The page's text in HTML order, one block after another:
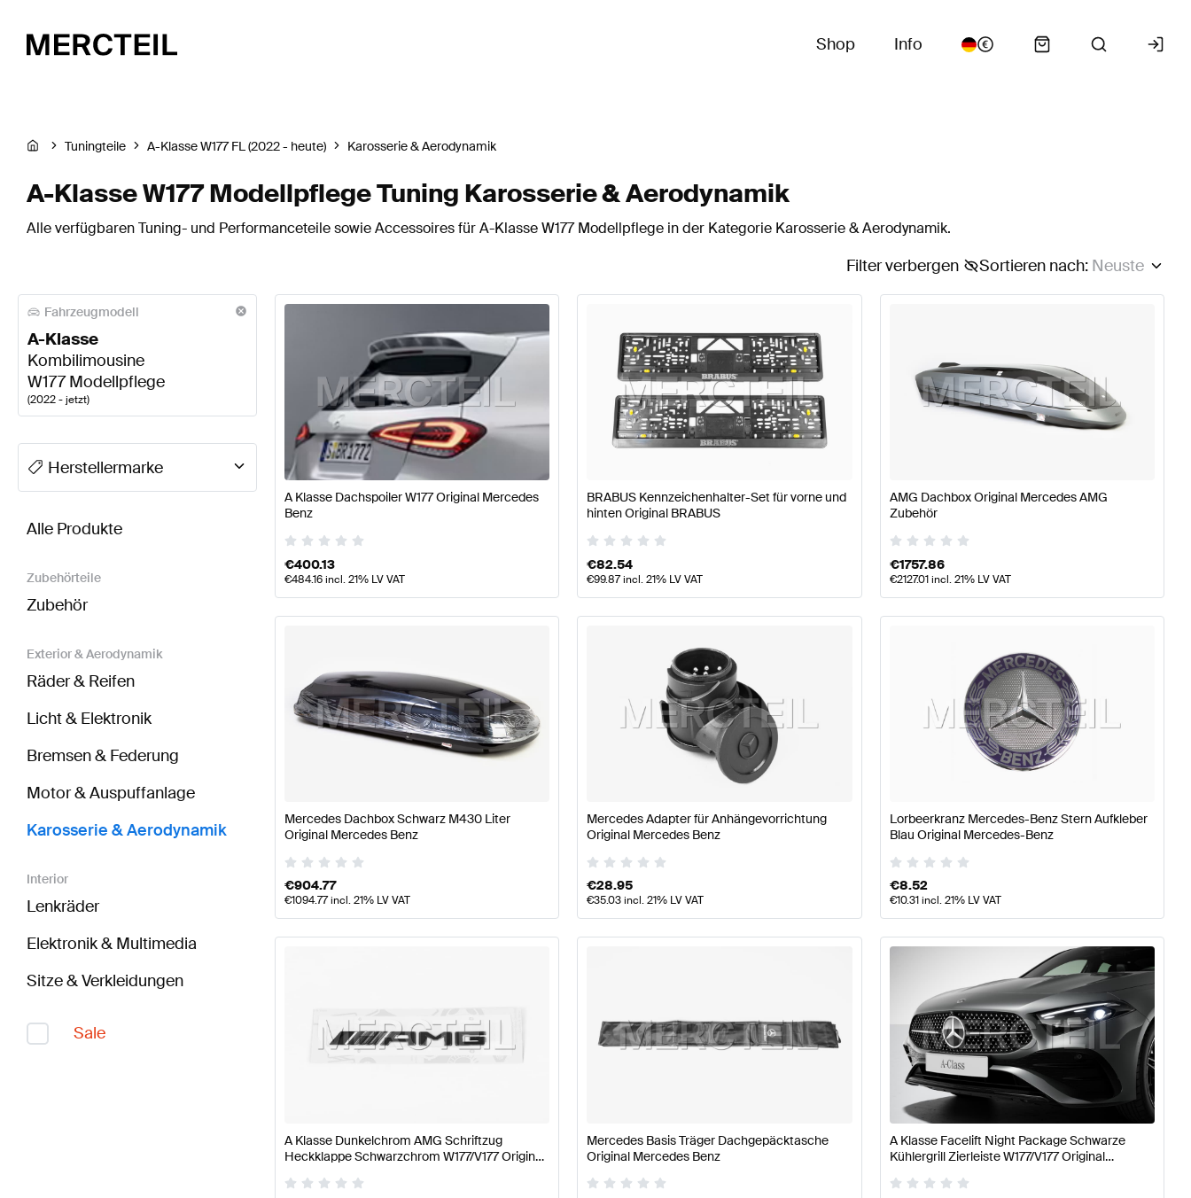
Shop Info
Tuningteile A-Klasse W177 FL (2022 - heute) Karosserie & Aerodynamik
A-Klasse W177 Modellpflege Tuning Karosserie & Aerodynamik
Alle verfügbaren Tuning- und Performanceteile sowie Accessoires für A-Klasse W177 Modellpflege in der Kategorie Karosserie & Aerodynamik.
Sortieren nach: Neuste
Filter verbergen
Fahrzeugmodell
A-Klasse
Kombilimousine
W177 Modellpflege
(2022 - jetzt)
A-Klasse Tuning Karosserie & AerodynamikA-Klasse W177 Modellpflege Tuning Karosserie & AerodynamikA-Klasse W177 Tuning Karosserie & Aerodynamik
Herstellermarke
BRABUS A-Klasse W177 Modellpflege Karosserie & AerodynamikAMG A-Klasse W177 Modellpflege Karosserie & AerodynamikMercedes-Benz A-Klasse W177
Alle Produkte
Zubehörteile
Zubehör
Exterior & Aerodynamik
Räder & Reifen
Licht & Elektronik
Bremsen & Federung
Motor & Auspuffanlage
Karosserie & Aerodynamik
Interior
Lenkräder
Elektronik & Multimedia
Sitze & Verkleidungen
Sale
A Klasse Dachspoiler W177 Original Mercedes
Benz
€400.13
€484.16incl. 21% LV VAT
BRABUS Kennzeichenhalter-Set für vorne und
hinten Original BRABUS
€82.54
€99.87incl. 21% LV VAT
AMG Dachbox Original Mercedes AMG
Zubehör
€1757.86
€2127.01incl. 21% LV VAT
Mercedes Dachbox Schwarz M430 Liter
Original Mercedes Benz
€904.77
€1094.77incl. 21% LV VAT
Mercedes Adapter für Anhängevorrichtung
Original Mercedes Benz
€28.95
€35.03incl. 21% LV VAT
Lorbeerkranz Mercedes-Benz Stern Aufkleber
Blau Original Mercedes-Benz
€8.52
€10.31incl. 21% LV VAT
A Klasse Dunkelchrom AMG Schriftzug
Heckklappe Schwarzchrom W177/V177 Original
Mercedes Basis Träger Dachgepäcktasche
Original Mercedes Benz
A Klasse Facelift Night Package Schwarze
Kühlergrill Zierleiste W177/V177 Original